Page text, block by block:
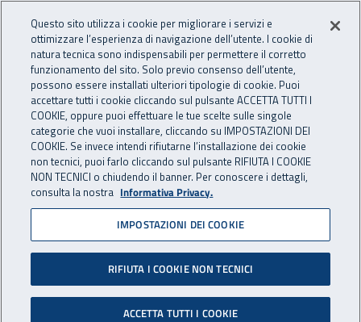
INAIL - Istituto Nazionale
Apri cerca
Navigazione principale
Navigazione - Ti trovi in:
Home Inail comunica Eventi
dal 20 al 21 settembre 2019
Evento - "Dentro il pensiero
paralimpico"
Cosenza, 20-21 settembre 2019
Questo sito utilizza i cookie per migliorare i servizi e
ottimizzare l’esperienza di navigazione dell’utente. I cookie di
natura tecnica sono indispensabili per permettere il corretto
funzionamento del sito. Solo previo consenso dell’utente,
possono essere installati ulteriori tipologie di cookie. Puoi
accettare tutti i cookie cliccando sul pulsante ACCETTA TUTTI I
COOKIE, oppure puoi effettuare le tue scelte sulle singole
categorie che vuoi installare, cliccando su IMPOSTAZIONI DEI
COOKIE. Se invece intendi rifiutarne l’installazione dei cookie
non tecnici, puoi farlo cliccando sul pulsante RIFIUTA I COOKIE
NON TECNICI o chiudendo il banner. Per conoscere i dettagli,
consulta la nostra Informativa Privacy.
IMPOSTAZIONI DEI COOKIE
RIFIUTA I COOKIE NON TECNICI
ACCETTA TUTTI I COOKIE